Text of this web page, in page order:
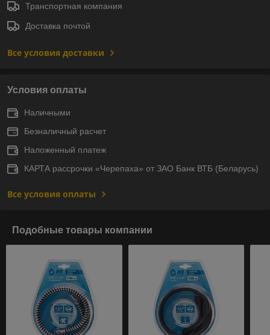
Транспортная компания
Доставка почтой
Все условия доставки
Условия оплаты
Наличными
Безналичный расчет
Наложенный платеж
КАРТА рассрочки «Черепаха» от ЗАО Банк ВТБ (Беларусь)
Все условия оплаты
Подобные товары компании